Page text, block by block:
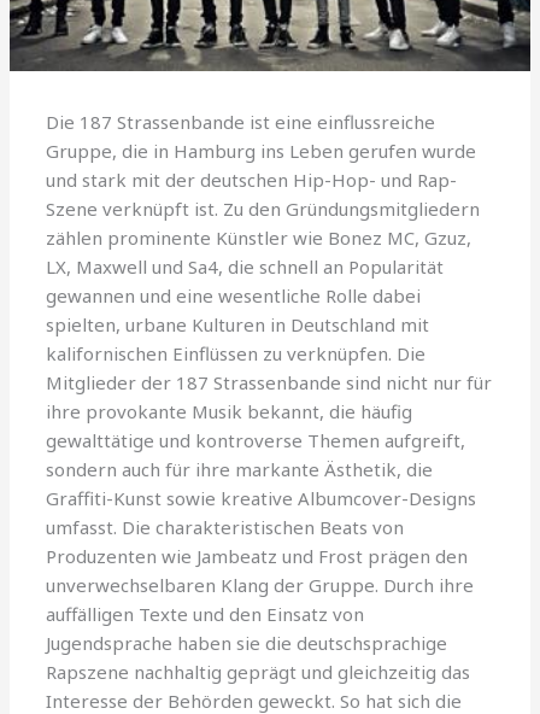
Die 187 Strassenbande ist eine einflussreiche
Gruppe, die in Hamburg ins Leben gerufen wurde
und stark mit der deutschen Hip-Hop- und Rap-
Szene verknüpft ist. Zu den Gründungsmitgliedern
zählen prominente Künstler wie Bonez MC, Gzuz,
LX, Maxwell und Sa4, die schnell an Popularität
gewannen und eine wesentliche Rolle dabei
spielten, urbane Kulturen in Deutschland mit
kalifornischen Einflüssen zu verknüpfen. Die
Mitglieder der 187 Strassenbande sind nicht nur für
ihre provokante Musik bekannt, die häufig
gewalttätige und kontroverse Themen aufgreift,
sondern auch für ihre markante Ästhetik, die
Graffiti-Kunst sowie kreative Albumcover-Designs
umfasst. Die charakteristischen Beats von
Produzenten wie Jambeatz und Frost prägen den
unverwechselbaren Klang der Gruppe. Durch ihre
auffälligen Texte und den Einsatz von
Jugendsprache haben sie die deutschsprachige
Rapszene nachhaltig geprägt und gleichzeitig das
Interesse der Behörden geweckt. So hat sich die